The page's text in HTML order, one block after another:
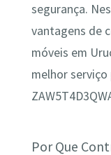
segurança.
vantagens de
móveis em
melhor serviço
Por Que